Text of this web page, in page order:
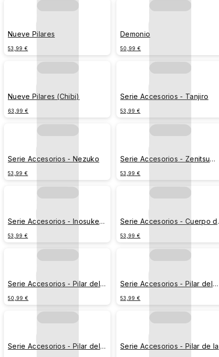
Nueve Pilares
53,99 €
Demonio
50,99 €
Nueve Pilares (Chibi)
63,99 €
Serie Accesorios - Tanjiro
53,99 €
Serie Accesorios - Nezuko
53,99 €
Serie Accesorios - Zenitsu
53,99 €
Serie Accesorios - Inosuke
53,99 €
Serie Accesorios - Cuerpo
53,99 €
Serie Accesorios - Pilar del
50,99 €
Serie Accesorios - Pilar del
53,99 €
Serie Accesorios - Pilar del
Serie Accesorios - Pilar de la